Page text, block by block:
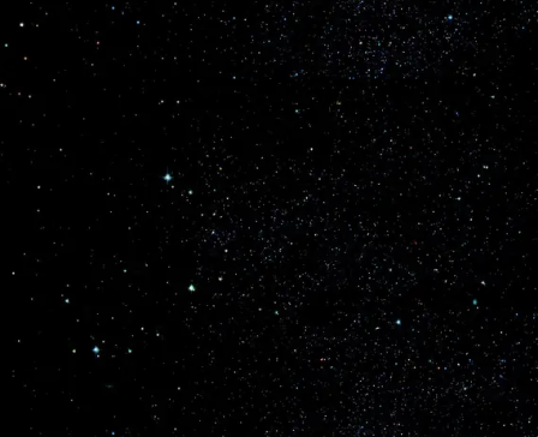
Agência Espacial Tripulada da China vai lançar
missão logística para a estação espacial
Tiangong
A Agência Espacial Tripulada da China vai realizar o
lançamento do veículo de carga Tianzhou-10 tendo como
destino a estação espacial Tiangong. O lançamento terá lugar
pelas 0014UTC e será realizadp pelo foguetão Chang Zheng-
7 (Y11) a partir do Complexo ... Continue lendo
Ver no Facebook
Boletim Em Órbita e Astronomia no
Zênite
3 meses atrás